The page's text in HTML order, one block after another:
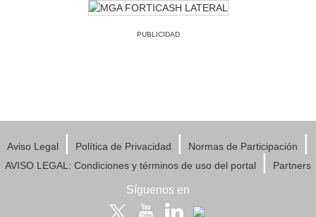
PUBLICIDAD
Aviso Legal | Política de Privacidad | Normas de Participación |
AVISO LEGAL: Condiciones y términos de uso del portal | Partners
Síguenos en